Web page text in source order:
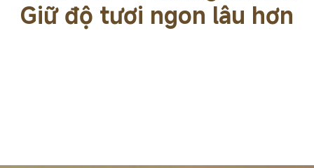
Giữ độ tươi ngon lâu hơn